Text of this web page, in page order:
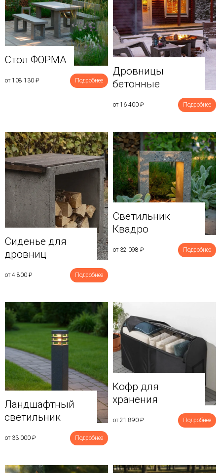
Стол ФОРМА
от 108 130 ₽ Подробнее
Дровницы
бетонные
от 16 400 ₽ Подробнее
Сиденье для
дровниц
от 4 800 ₽ Подробнее
Светильник
Квадро
от 32 098 ₽ Подробнее
Ландшафтный
светильник
от 33 000 ₽ Подробнее
Кофр для
хранения
от 21 890 ₽ Подробнее